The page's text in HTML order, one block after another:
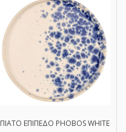
ΠΙΑΤΟ ΕΠΙΠΕΔΟ PHOBOS WHITE